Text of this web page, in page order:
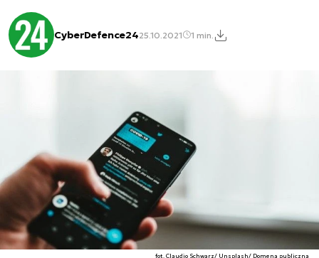
CyberDefence2425.10.2021 1 min.
fot. Claudio Schwarz/ Unsplash/ Domena publiczna